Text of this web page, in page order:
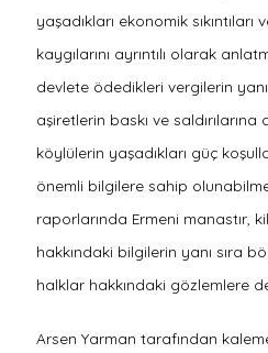
yaşadıkları ekonomik
kaygılarını ayrıntılı olarak
devlete ödedikleri vergilerin
aşiretlerin baskı ve
köylülerin yaşadıkları güç
önemli bilgilere sahip
raporlarında Ermeni manastır,
hakkındaki bilgilerin yanı sıra
halklar hakkındaki gözlemlere
Arsen Yarman tarafından